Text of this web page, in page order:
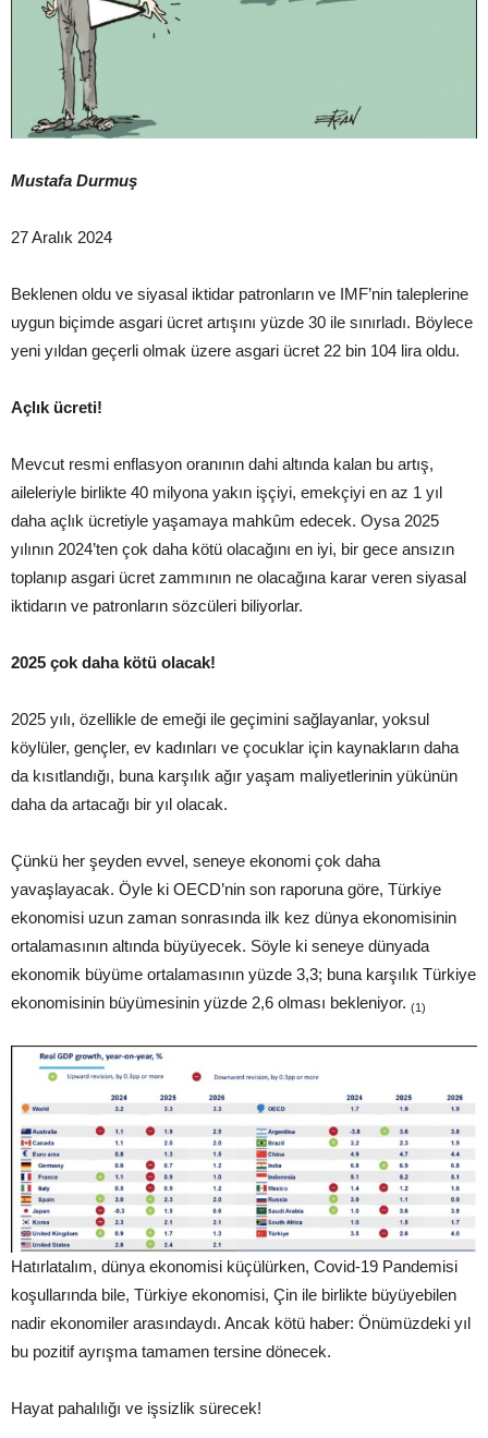
Mustafa Durmuş
27 Aralık 2024
Beklenen oldu ve siyasal iktidar patronların ve IMF’nin taleplerine
uygun biçimde asgari ücret artışını yüzde 30 ile sınırladı. Böylece
yeni yıldan geçerli olmak üzere asgari ücret 22 bin 104 lira oldu.
Açlık ücreti!
Mevcut resmi enflasyon oranının dahi altında kalan bu artış,
aileleriyle birlikte 40 milyona yakın işçiyi, emekçiyi en az 1 yıl
daha açlık ücretiyle yaşamaya mahkûm edecek. Oysa 2025
yılının 2024’ten çok daha kötü olacağını en iyi, bir gece ansızın
toplanıp asgari ücret zammının ne olacağına karar veren siyasal
iktidarın ve patronların sözcüleri biliyorlar.
2025 çok daha kötü olacak!
2025 yılı, özellikle de emeği ile geçimini sağlayanlar, yoksul
köylüler, gençler, ev kadınları ve çocuklar için kaynakların daha
da kısıtlandığı, buna karşılık ağır yaşam maliyetlerinin yükünün
daha da artacağı bir yıl olacak.
Çünkü her şeyden evvel, seneye ekonomi çok daha
yavaşlayacak. Öyle ki OECD’nin son raporuna göre, Türkiye
ekonomisi uzun zaman sonrasında ilk kez dünya ekonomisinin
ortalamasının altında büyüyecek. Söyle ki seneye dünyada
ekonomik büyüme ortalamasının yüzde 3,3; buna karşılık Türkiye
ekonomisinin büyümesinin yüzde 2,6 olması bekleniyor. (1)
Hatırlatalım, dünya ekonomisi küçülürken, Covid-19 Pandemisi
koşullarında bile, Türkiye ekonomisi, Çin ile birlikte büyüyebilen
nadir ekonomiler arasındaydı. Ancak kötü haber: Önümüzdeki yıl
bu pozitif ayrışma tamamen tersine dönecek.
Hayat pahalılığı ve işsizlik sürecek!